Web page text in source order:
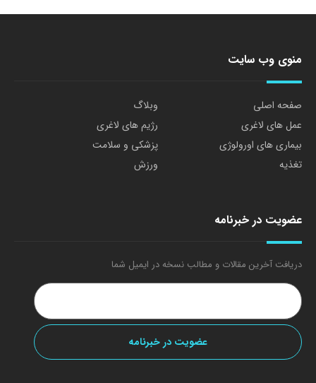
منوی وب سایت
صفحه اصلی
وبلاگ
عمل های لاغری
رژیم های لاغری
بیماری های اورولوژی
پزشکی و سلامت
تغذیه
ورزش
عضویت در خبرنامه
دریافت آخرین مقالات و مطالب نسخه در ایمیل شما